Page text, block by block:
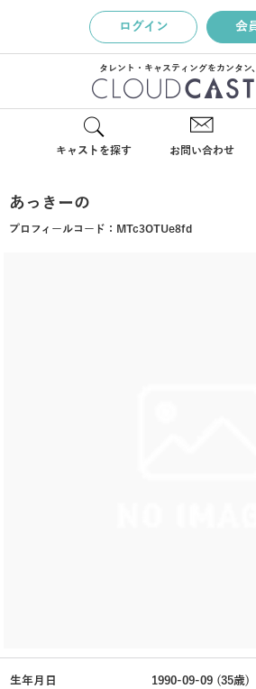
ログイン 会
タレント・キャスティングをカンタン
キャストを探す お問い合わせ
あっきーの
プロフィールコード： MTc3OTUe8fd
生年月日
1990-09-09 (35歳)